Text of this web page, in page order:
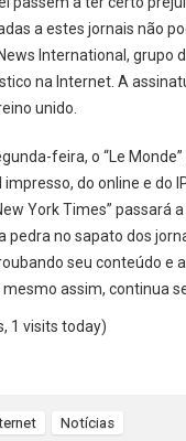
a estes jornais não
International, grupo
na Internet. A
unido.
feira, o “Le
do online e do
York Times”
pedra no sapato dos
seu conteúdo e
assim, continua
1 visits today)
Notícias